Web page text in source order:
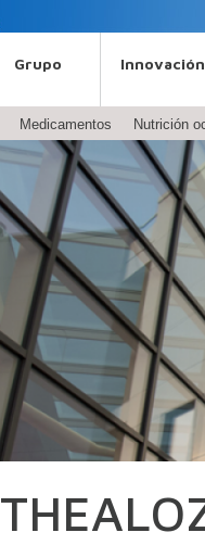
Grupo Innovación
Medicamentos Nutrición